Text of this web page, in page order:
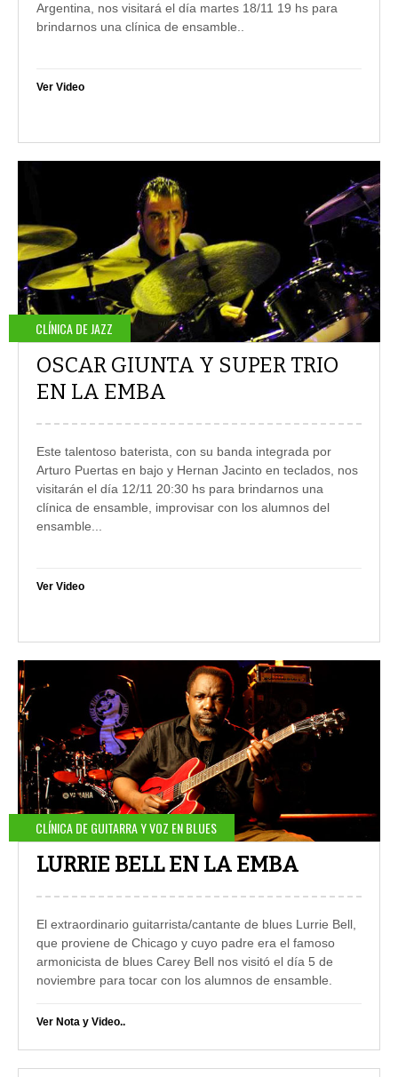
Argentina, nos visitará el día martes 18/11 19 hs para
brindarnos una clínica de ensamble..
Ver Video
CLÍNICA DE JAZZ
OSCAR GIUNTA Y SUPER TRIO
EN LA EMBA
Este talentoso baterista, con su banda integrada por
Arturo Puertas en bajo y Hernan Jacinto en teclados, nos
visitarán el día 12/11 20:30 hs para brindarnos una
clínica de ensamble, improvisar con los alumnos del
ensamble...
Ver Video
CLÍNICA DE GUITARRA Y VOZ EN BLUES
LURRIE BELL EN LA EMBA
El extraordinario guitarrista/cantante de blues Lurrie Bell,
que proviene de Chicago y cuyo padre era el famoso
armonicista de blues Carey Bell nos visitó el día 5 de
noviembre para tocar con los alumnos de ensamble.
Ver Nota y Video..